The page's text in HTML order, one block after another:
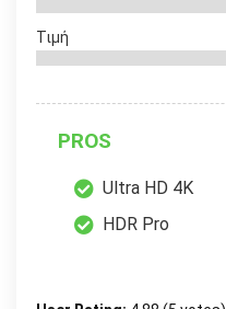
Τιμή
PROS
Ultra HD 4K
HDR Pro